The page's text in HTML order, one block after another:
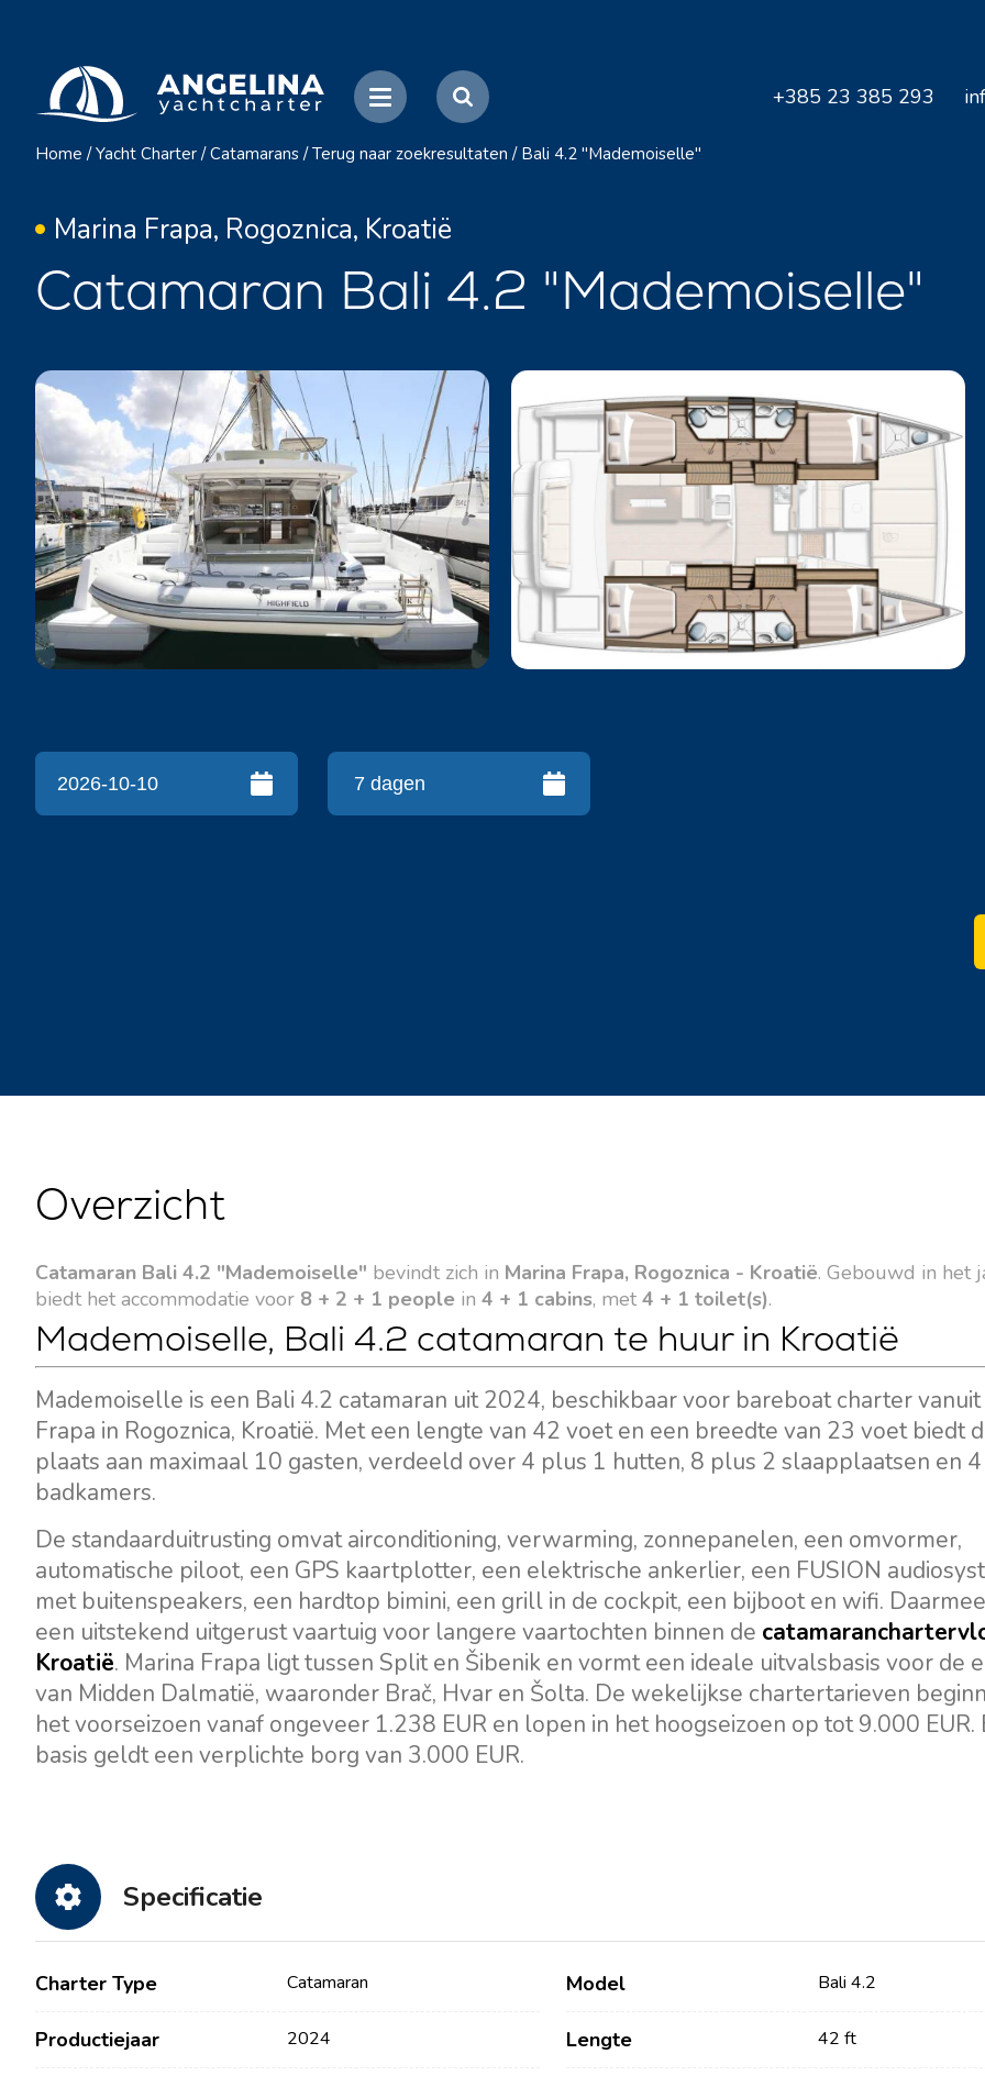
+385 23 385 293
Home / Yacht Charter / Catamarans / Terug naar zoekresultaten / Bali 4.2 "Mademoiselle"
Marina Frapa, Rogoznica, Kroatië
Catamaran Bali 4.2 "Mademoiselle"
Overzicht
Catamaran Bali 4.2 "Mademoiselle" bevindt zich in Marina Frapa, Rogoznica - Kroatië. Gebouwd in het
biedt het accommodatie voor 8 + 2 + 1 people in 4 + 1 cabins, met 4 + 1 toilet(s).
Mademoiselle, Bali 4.2 catamaran te huur in Kroatië
Mademoiselle is een Bali 4.2 catamaran uit 2024, beschikbaar voor bareboat charter vanuit
Frapa in Rogoznica, Kroatië. Met een lengte van 42 voet en een breedte van 23 voet biedt
plaats aan maximaal 10 gasten, verdeeld over 4 plus 1 hutten, 8 plus 2 slaapplaatsen en
badkamers.
De standaarduitrusting omvat airconditioning, verwarming, zonnepanelen, een omvormer,
automatische piloot, een GPS kaartplotter, een elektrische ankerlier, een FUSION
met buitenspeakers, een hardtop bimini, een grill in de cockpit, een bijboot en wifi.
een uitstekend uitgerust vaartuig voor langere vaartochten binnen de
Kroatië. Marina Frapa ligt tussen Split en Šibenik en vormt een ideale uitvalsbasis voor de
van Midden Dalmatië, waaronder Brač, Hvar en Šolta. De wekelijkse chartertarieven
het voorseizoen vanaf ongeveer 1.238 EUR en lopen in het hoogseizoen op tot 9.000 EUR.
basis geldt een verplichte borg van 3.000 EUR.
Specificatie
Charter Type Catamaran Model Bali 4.2
Productiejaar 2024 Lengte 42 ft